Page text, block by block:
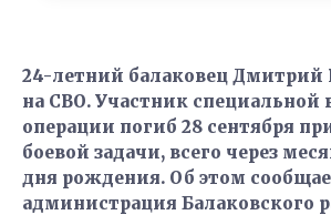
24-летний балаковец Дмитрий
на СВО. Участник специальной
операции погиб 28 сентября
боевой задачи, всего через
дня рождения. Об этом
администрация Балаковского